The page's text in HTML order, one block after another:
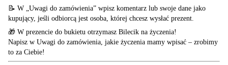
📝 W „Uwagi do zamówienia” wpisz komentarz lub swoje dane jako
kupujący, jeśli odbiorcą jest osoba, której chcesz wysłać prezent.
🎁 W prezencie do bukietu otrzymasz Bilecik na życzenia!
Napisz w Uwagi do zamówienia, jakie życzenia mamy wpisać – zrobimy
to za Ciebie!